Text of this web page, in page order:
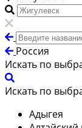
Россия
Искать по
Искать по
Адыгея